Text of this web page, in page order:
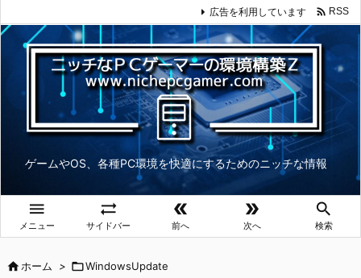
ゲームやOS、各種PC環境を快適にするためのニッチな情報

メニュー

サイドバー

前へ

次へ

検索
広告を利用しています  RSS
ホーム > WindowsUpdate